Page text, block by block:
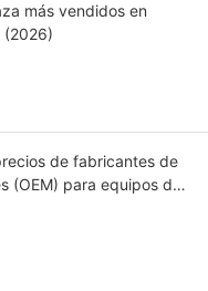
más vendidos en
(2026)
de fabricantes de
(OEM) para equipos de